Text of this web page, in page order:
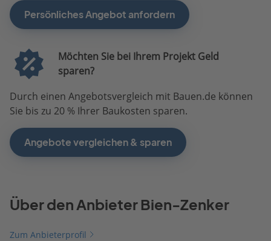
Persönliches Angebot anfordern
Möchten Sie bei Ihrem Projekt Geld
sparen?
Durch einen Angebotsvergleich mit Bauen.de können
Sie bis zu 20 % Ihrer Baukosten sparen.
Angebote vergleichen & sparen
Über den Anbieter Bien-Zenker
Zum Anbieterprofil